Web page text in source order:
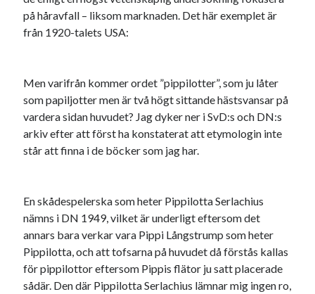
på håravfall – liksom marknaden. Det här exemplet är
från 1920-talets USA:
Men varifrån kommer ordet ”pippilotter”, som ju låter
som papiljotter men är två högt sittande hästsvansar på
vardera sidan huvudet? Jag dyker ner i SvD:s och DN:s
arkiv efter att först ha konstaterat att etymologin inte
står att finna i de böcker som jag har.
En skådespelerska som heter Pippilotta Serlachius
nämns i DN 1949, vilket är underligt eftersom det
annars bara verkar vara Pippi Långstrump som heter
Pippilotta, och att tofsarna på huvudet då förstås kallas
för pippilottor eftersom Pippis flätor ju satt placerade
sådär. Den där Pippilotta Serlachius lämnar mig ingen ro,